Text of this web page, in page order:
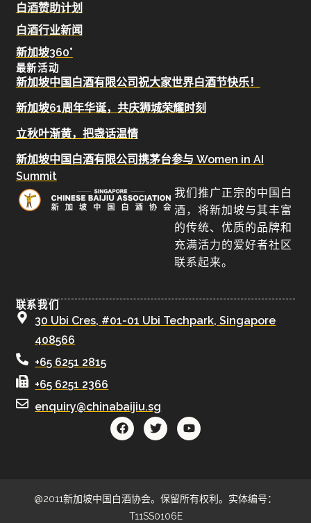
白酒赞助计划
白酒行业新闻
新加坡360°
最新活动
新加坡中国白酒有限公司祝大家世界白酒节快乐！
新加坡61周年华诞，共庆狮城荣耀时刻
立秋叶渐黄，把盏话温情
新加坡中国白酒有限公司携茅台参与 Women in AI
Summit
我们推广正宗的中国白
酒，将新加坡与其丰富
的传统、优质的品牌和
充满活力的爱好者社区
联系起来。
联系我们
30 Ubi Cres, #01-01 Ubi Techpark, Singapore
408566
+65 6251 2815
+65 6251 2366
enquiry@chinabaijiu.sg
@2011新加坡中国白酒协会。保留所有权利。实体编号：
T11SS0106E